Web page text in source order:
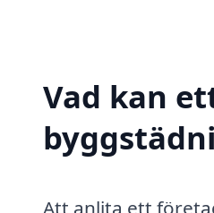
Vad kan
Att anlita ett